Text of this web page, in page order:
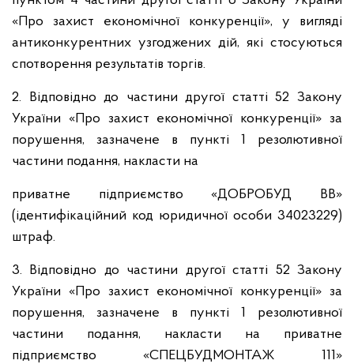
«Про захист економічної конкуренції», у вигляді
антиконкурентних узгоджених дій, які стосуються
спотворення результатів торгів.
2. Відповідно до частини другої статті 52 Закону
України «Про захист економічної конкуренції» за
порушення, зазначене в пункті 1 резолютивної
частини подання, накласти на
приватне підприємство «ДОБРОБУД ВВ»
(ідентифікаційний код юридичної особи 34023229)
штраф.
3. Відповідно до частини другої статті 52 Закону
України «Про захист економічної конкуренції» за
порушення, зазначене в пункті 1 резолютивної
частини подання, накласти на приватне
підприємство «СПЕЦБУДМОНТАЖ 111»